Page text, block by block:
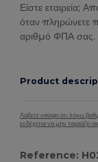
Είστε εταιρεία;
όταν πληρώνετε
αριθμό ΦΠΑ σας.
Product
Λάβετε υπόψη ότι λόγω
ενδέχεται να μην
Reference: